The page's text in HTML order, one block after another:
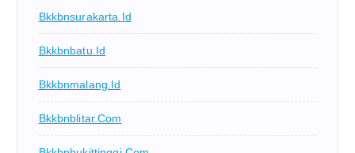
Bkkbnsurakarta.id
Bkkbnbatu.id
Bkkbnmalang.id
Bkkbnblitar.com